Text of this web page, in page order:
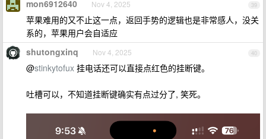
39
mon6912640 Nov 4, 2025
苹果难用的又不止这一点，返回手势的逻辑也是非常感人，没关
系的，苹果用户会自适应
40
shutongxinq Nov 4, 2025
@stinkytofux 挂电话还可以直接点红色的挂断键。
吐槽可以，不知道挂断键确实有点过分了, 笑死。